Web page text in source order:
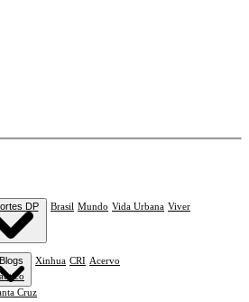
DP
Cruz
Brasil Mundo Vida Urbana Viver
Blogs Xinhua CRI Acervo